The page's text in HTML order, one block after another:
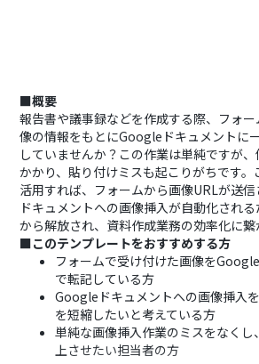
■概要
報告書や議事録などを作成する際、フォ
像の情報をもとにGoogleドキュメントに
していませんか？この作業は単純ですが
かかり、貼り付けミスも起こりがちです
活用すれば、フォームから画像URLが送
ドキュメントへの画像挿入が自動化され
から解放され、資料作成業務の効率化に繋
■このテンプレートをおすすめする方
フォームで受け付けた画像を
で転記している方
Googleドキュメントへの画像挿入
を短縮したいと考えている方
単純な画像挿入作業のミスをなくし
上させたい担当者の方